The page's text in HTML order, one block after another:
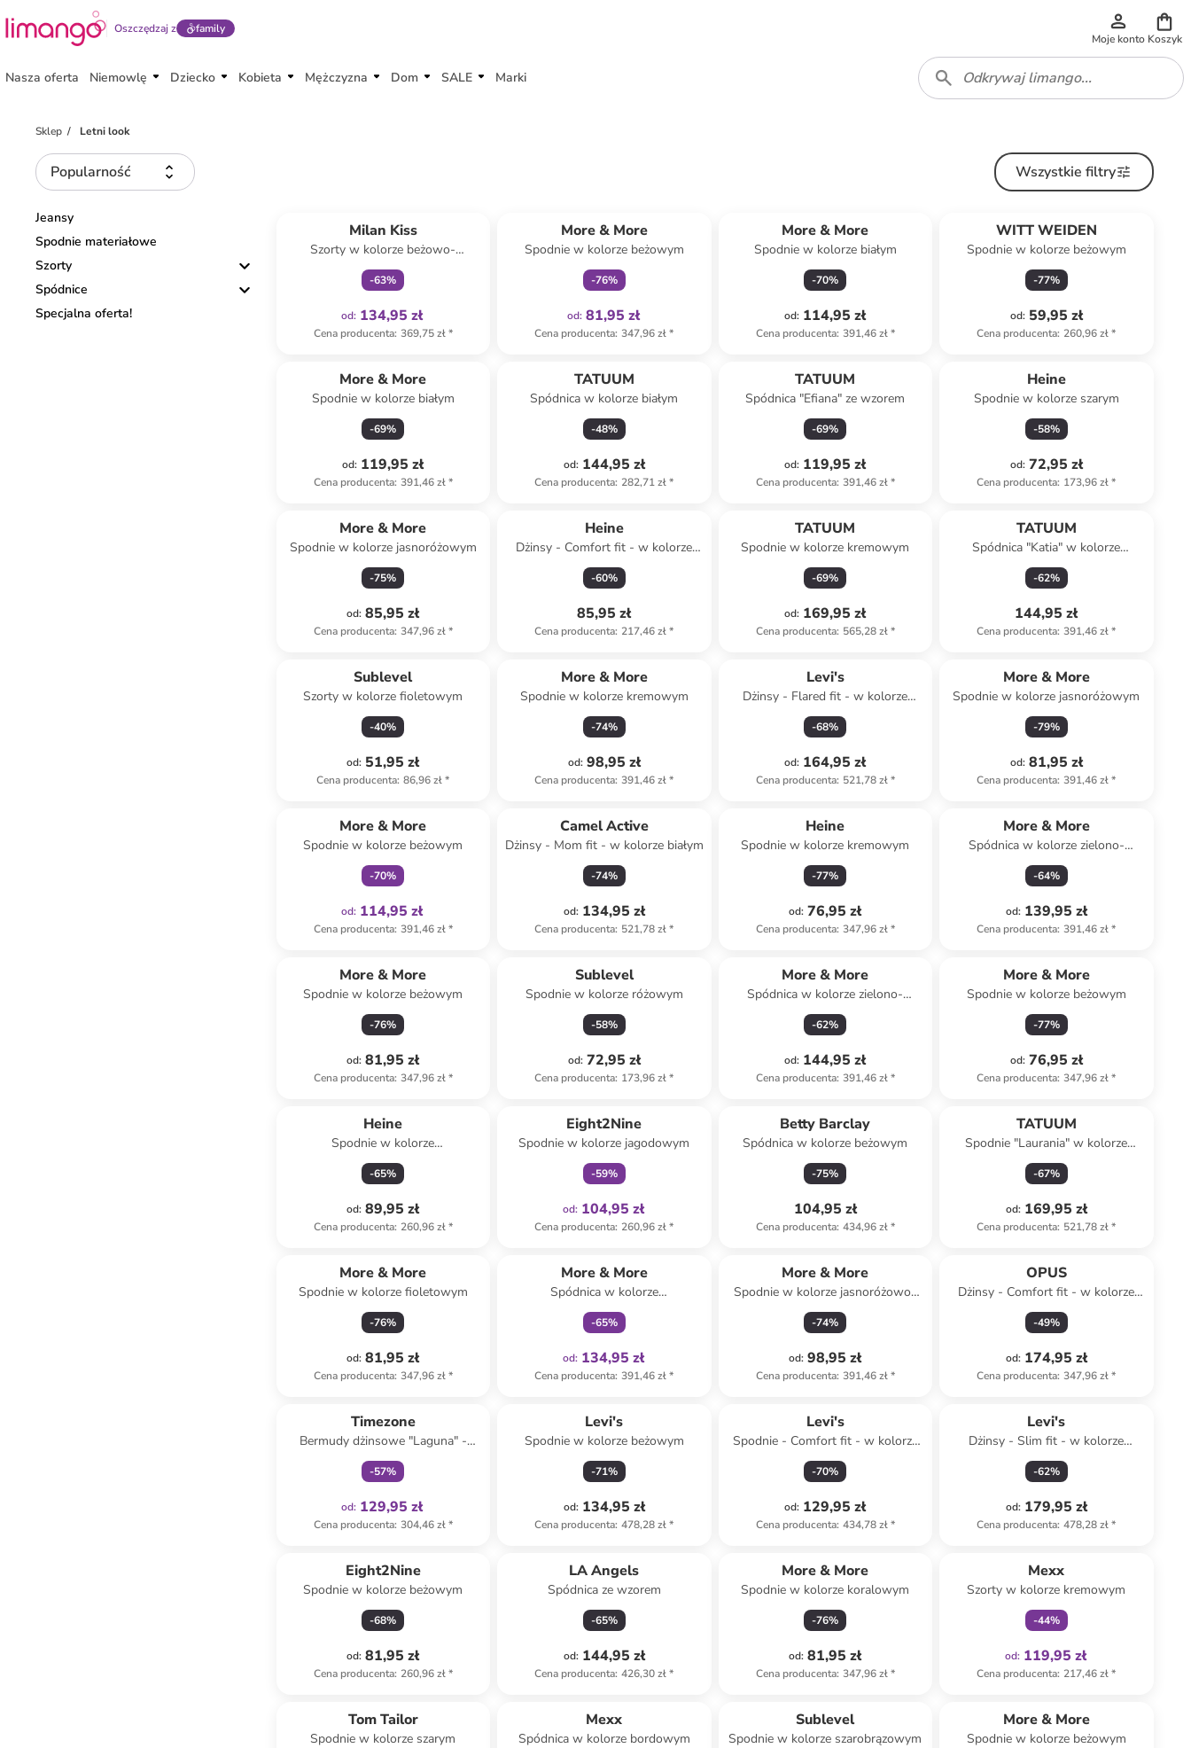
Oszczędzaj z family
Moje konto Koszyk
Nasza oferta Niemowlę Dziecko Kobieta Mężczyzna Dom SALE Marki
Sklep Letni look
Popularność Wszystkie filtry
Jeansy
Spodnie materiałowe
Szorty
Spódnice
Specjalna oferta!
Milan Kiss
Szorty w kolorze beżowo-
kremowym
-63%
od: 134,95 zł
Cena producenta: 369,75 zł*
More & More
Spodnie w kolorze beżowym
-76%
od: 81,95 zł
Cena producenta: 347,96 zł*
More & More
Spodnie w kolorze białym
-70%
od: 114,95 zł
Cena producenta: 391,46 zł*
WITT WEIDEN
Spodnie w kolorze beżowym
-77%
od: 59,95 zł
Cena producenta: 260,96 zł*
More & More
Spodnie w kolorze białym
-69%
od: 119,95 zł
Cena producenta: 391,46 zł*
TATUUM
Spódnica w kolorze białym
-48%
od: 144,95 zł
Cena producenta: 282,71 zł*
TATUUM
Spódnica "Efiana" ze wzorem
-69%
od: 119,95 zł
Cena producenta: 391,46 zł*
Heine
Spodnie w kolorze szarym
-58%
od: 72,95 zł
Cena producenta: 173,96 zł*
More & More
Spodnie w kolorze jasnoróżowym
-75%
od: 85,95 zł
Cena producenta: 347,96 zł*
Heine
Dżinsy - Comfort fit - w kolorze
kremowym
-60%
85,95 zł
Cena producenta: 217,46 zł*
TATUUM
Spodnie w kolorze kremowym
-69%
od: 169,95 zł
Cena producenta: 565,28 zł*
TATUUM
Spódnica "Katia" w kolorze
beżowym ze wzorem
-62%
144,95 zł
Cena producenta: 391,46 zł*
Sublevel
Szorty w kolorze fioletowym
-40%
od: 51,95 zł
Cena producenta: 86,96 zł*
More & More
Spodnie w kolorze kremowym
-74%
od: 98,95 zł
Cena producenta: 391,46 zł*
Levi's
Dżinsy - Flared fit - w kolorze
szarym
-68%
od: 164,95 zł
Cena producenta: 521,78 zł*
More & More
Spodnie w kolorze jasnoróżowym
-79%
od: 81,95 zł
Cena producenta: 391,46 zł*
More & More
Spodnie w kolorze beżowym
-70%
od: 114,95 zł
Cena producenta: 391,46 zł*
Camel Active
Dżinsy - Mom fit - w kolorze białym
-74%
od: 134,95 zł
Cena producenta: 521,78 zł*
Heine
Spodnie w kolorze kremowym
-77%
od: 76,95 zł
Cena producenta: 347,96 zł*
More & More
Spódnica w kolorze zielono-
jasnoróżowym
-64%
od: 139,95 zł
Cena producenta: 391,46 zł*
More & More
Spodnie w kolorze beżowym
-76%
od: 81,95 zł
Cena producenta: 347,96 zł*
Sublevel
Spodnie w kolorze różowym
-58%
od: 72,95 zł
Cena producenta: 173,96 zł*
More & More
Spódnica w kolorze zielono-
czerwono-białym
-62%
od: 144,95 zł
Cena producenta: 391,46 zł*
More & More
Spodnie w kolorze beżowym
-77%
od: 76,95 zł
Cena producenta: 347,96 zł*
Heine
Spodnie w kolorze
pomarańczowym
-65%
od: 89,95 zł
Cena producenta: 260,96 zł*
Eight2Nine
Spodnie w kolorze jagodowym
-59%
od: 104,95 zł
Cena producenta: 260,96 zł*
Betty Barclay
Spódnica w kolorze beżowym
-75%
104,95 zł
Cena producenta: 434,96 zł*
TATUUM
Spodnie "Laurania" w kolorze
jasnoróżowym
-67%
od: 169,95 zł
Cena producenta: 521,78 zł*
More & More
Spodnie w kolorze fioletowym
-76%
od: 81,95 zł
Cena producenta: 347,96 zł*
More & More
Spódnica w kolorze
pomarańczowym
-65%
od: 134,95 zł
Cena producenta: 391,46 zł*
More & More
Spodnie w kolorze jasnoróżowo-
zielonym
-74%
od: 98,95 zł
Cena producenta: 391,46 zł*
OPUS
Dżinsy - Comfort fit - w kolorze
beżowym
-49%
od: 174,95 zł
Cena producenta: 347,96 zł*
Timezone
Bermudy dżinsowe "Laguna" -
Loose fit - w kolorze białym
-57%
od: 129,95 zł
Cena producenta: 304,46 zł*
Levi's
Spodnie w kolorze beżowym
-71%
od: 134,95 zł
Cena producenta: 478,28 zł*
Levi's
Spodnie - Comfort fit - w kolorze
beżowym
-70%
od: 129,95 zł
Cena producenta: 434,78 zł*
Levi's
Dżinsy - Slim fit - w kolorze
kremowym
-62%
od: 179,95 zł
Cena producenta: 478,28 zł*
Eight2Nine
Spodnie w kolorze beżowym
-68%
od: 81,95 zł
Cena producenta: 260,96 zł*
LA Angels
Spódnica ze wzorem
-65%
od: 144,95 zł
Cena producenta: 426,30 zł*
More & More
Spodnie w kolorze koralowym
-76%
od: 81,95 zł
Cena producenta: 347,96 zł*
Mexx
Szorty w kolorze kremowym
-44%
od: 119,95 zł
Cena producenta: 217,46 zł*
Tom Tailor
Spodnie w kolorze szarym
Mexx
Spódnica w kolorze bordowym
Sublevel
Spodnie w kolorze szarobrązowym
More & More
Spodnie w kolorze beżowym